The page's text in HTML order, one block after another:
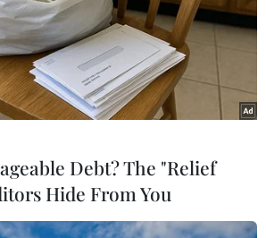
Debt? The "Relief
Hide From You